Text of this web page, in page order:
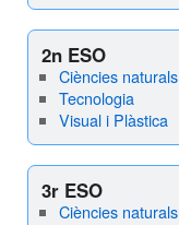
2n ESO
Ciències naturals
Tecnologia
Visual i Plàstica
3r ESO
Ciències naturals